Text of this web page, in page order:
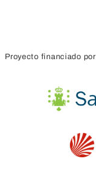
Proyecto financiado